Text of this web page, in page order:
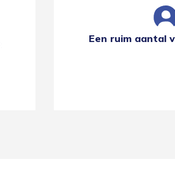
Een ruim aantal